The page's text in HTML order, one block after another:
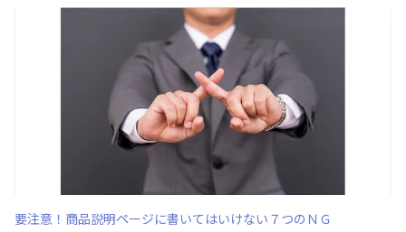
要注意！商品説明ページに書いてはいけない７つのＮＧ